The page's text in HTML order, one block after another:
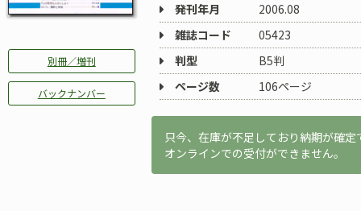
別冊／増刊
バックナンバー
発刊年月
2006.08
雑誌コード
05423
判型
B5判
ページ数
106ページ
只今、在庫が不足しており納期が確定
オンラインでの受付ができません。